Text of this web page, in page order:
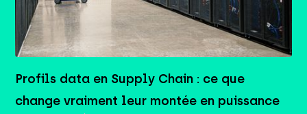
Profils data en Supply Chain : ce que
change vraiment leur montée en puissance